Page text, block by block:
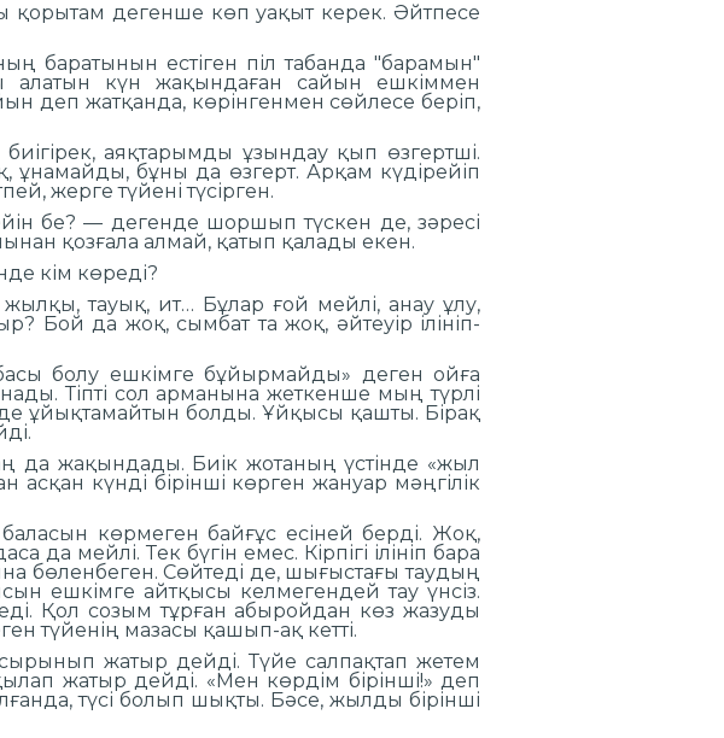
қорытам дегенше көп уақыт керек. Әйтпесе
естіген піл табанда "барамын"
күн жақындаған сайын ешкіммен
деп жатқанда, көрінгенмен сөйлесе беріп,
аяқтарымды ұзындау қып өзгертші.
бұны да өзгерт. Арқам күдірейіп
жерге түйені түсірген.
бе? — дегенде шоршып түскен де, зәресі
қозғала алмай, қатып қалады екен.
кім көреді?
тауық, ит… Бұлар ғой мейлі, анау ұлу,
Бой да жоқ, сымбат та жоқ, әйтеуір ілініп-
болу ешкімге бұйырмайды» деген ойға
Тіпті сол арманына жеткенше мың түрлі
ұйықтамайтын болды. Ұйқысы қашты. Бірақ
да жақындады. Биік жотаның үстінде «жыл
асқан күнді бірінші көрген жануар мәңгілік
көрмеген байғұс есіней берді. Жоқ,
мейлі. Тек бүгін емес. Кірпігі ілініп бара
бөленбеген. Сөйтеді де, шығыстағы таудың
ешкімге айтқысы келмегендей тау үнсіз.
Қол созым тұрған абыройдан көз жазуды
түйенің мазасы қашып-ақ кетті.
жатыр дейді. Түйе салпақтап жетем
жатыр дейді. «Мен көрдім бірінші!» деп
түсі болып шықты. Бәсе, жылды бірінші